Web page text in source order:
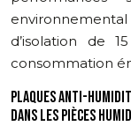
d’isolation de
consommation
PLAQUES ANTI-
DANS LES PIÈCES